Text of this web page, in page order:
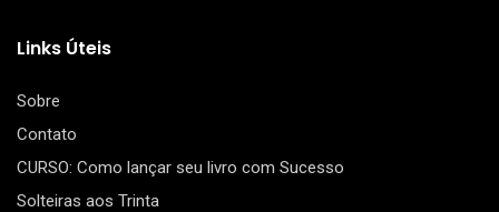
Links Úteis
Sobre
Contato
CURSO: Como lançar seu livro com Sucesso
Solteiras aos Trinta